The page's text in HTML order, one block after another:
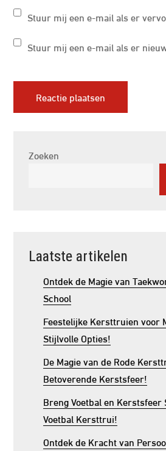
Stuur mij een e-mail als er
Stuur mij een e-mail als er
Zoeken
Laatste artikelen
Ontdek de Magie van
School
Feestelijke Kersttruien voor
Stijlvolle Opties!
De Magie van de Rode
Betoverende Kerstsfeer!
Breng Voetbal en Kerstsfeer
Voetbal Kersttrui!
Ontdek de Kracht van